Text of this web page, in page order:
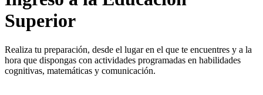
Superior
Realiza tu preparación, desde el lugar en el que te encuentres y a la
hora que dispongas con actividades programadas en habilidades
cognitivas, matemáticas y comunicación.